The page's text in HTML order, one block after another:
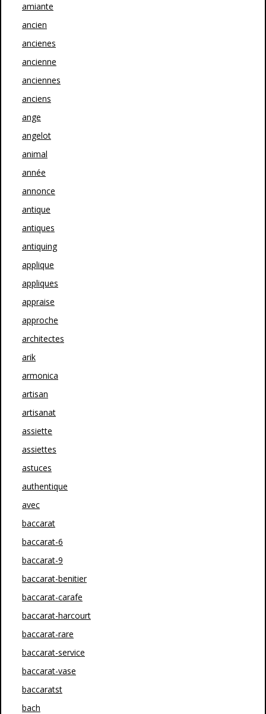
amiante
ancien
ancienes
ancienne
anciennes
anciens
ange
angelot
animal
année
annonce
antique
antiques
antiquing
applique
appliques
appraise
approche
architectes
arik
armonica
artisan
artisanat
assiette
assiettes
astuces
authentique
avec
baccarat
baccarat-6
baccarat-9
baccarat-benitier
baccarat-carafe
baccarat-harcourt
baccarat-rare
baccarat-service
baccarat-vase
baccaratst
bach